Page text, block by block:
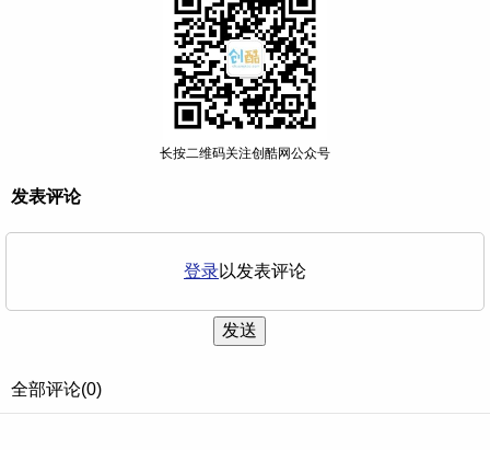
长按二维码关注创酷网公众号
发表评论
登录以发表评论
发送
全部评论(0)